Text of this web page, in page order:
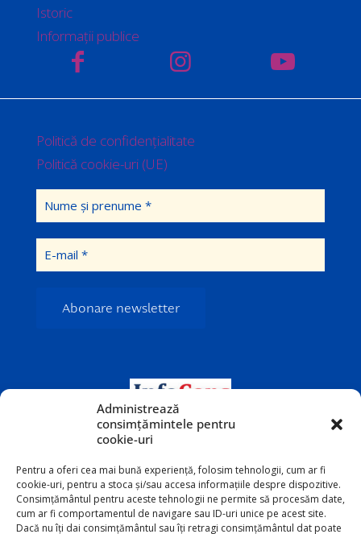
Administrează
consimțămintele pentru
cookie-uri
Pentru a oferi cea mai bună experiență, folosim tehnologii, cum ar fi
cookie-uri, pentru a stoca și/sau accesa informațiile despre dispozitive.
Consimțământul pentru aceste tehnologii ne permite să procesăm date,
cum ar fi comportamentul de navigare sau ID-uri unice pe acest site.
Dacă nu îți dai consimțământul sau îți retragi consimțământul dat poate
Istoric
Informații publice
Politică de confidențialitate
Politică cookie-uri (UE)